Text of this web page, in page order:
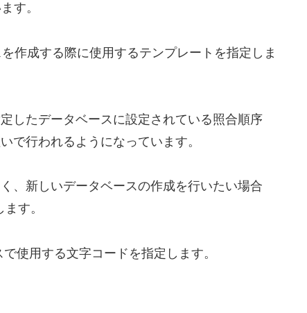
す。
作成する際に使用するテンプレートを指定しま
したデータベースに設定されている照合順序
で行われるようになっています。
、新しいデータベースの作成を行いたい場合
す。
使用する文字コードを指定します。